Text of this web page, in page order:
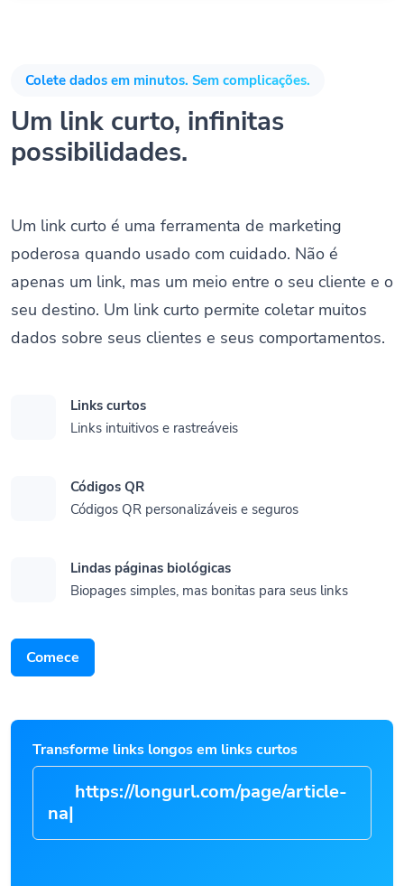
Colete dados em minutos. Sem complicações.
Um link curto, infinitas
possibilidades.
Um link curto é uma ferramenta de marketing
poderosa quando usado com cuidado. Não é
apenas um link, mas um meio entre o seu cliente e o
seu destino. Um link curto permite coletar muitos
dados sobre seus clientes e seus comportamentos.
Links curtos
Links intuitivos e rastreáveis
Códigos QR
Códigos QR personalizáveis e seguros
Lindas páginas biológicas
Biopages simples, mas bonitas para seus links
Comece
Transforme links longos em links curtos
https://longurl.com/page|